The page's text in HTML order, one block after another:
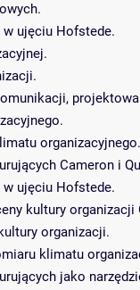
w ujęciu Hofstede.
Cameron i
w ujęciu Hofstede.
kultury organizacji
organizacji.
klimatu
jako